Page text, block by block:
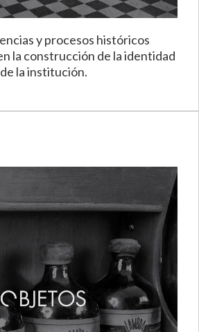
y procesos históricos
la construcción de la identidad
de la institución.